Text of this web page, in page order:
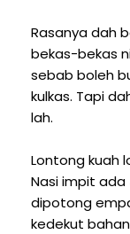
Rasanya dah
bekas-bekas
sebab boleh
kulkas. Tapi
lah.
Lontong kuah
Nasi impit ada
dipotong
kedekut